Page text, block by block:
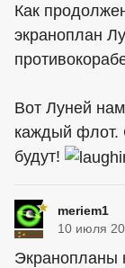
Как
экраноплан
Вот Луней
каждый флот.
будут!
meriem1
10 июля
Экранопланы